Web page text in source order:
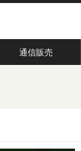
通信販売